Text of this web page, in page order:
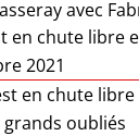
avec
en chute libre
2021
en chute
oubliés